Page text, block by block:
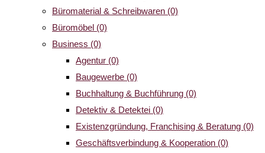
Büromaterial & Schreibwaren (0)
Büromöbel (0)
Business (0)
Agentur (0)
Baugewerbe (0)
Buchhaltung & Buchführung (0)
Detektiv & Detektei (0)
Existenzgründung, Franchising & Beratung (0)
Geschäftsverbindung & Kooperation (0)